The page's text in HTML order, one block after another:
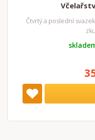
Čtvrtý a poslední